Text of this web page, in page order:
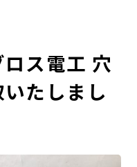
ロス電工 穴
たしまし